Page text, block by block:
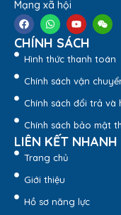
sử dụng nhung,
Bên trong có
mút, …
Mạng xã hội
CHÍNH SÁCH
Hình thức thanh toán
Chính sách vận
Chính sách đổi trả và
Chính sách bảo mật
LIÊN KẾT NHANH
Trang chủ
Giới thiệu
Hồ sơ năng lực